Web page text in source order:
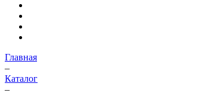
Главная
–
Каталог
–